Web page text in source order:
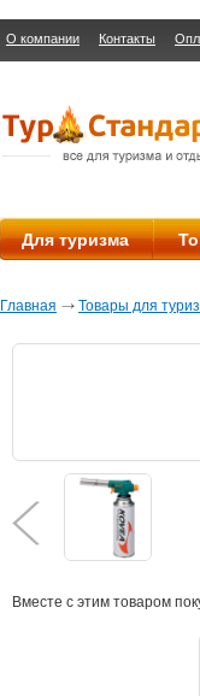
О компании Контакты
Для туризма
Главная Товары для
Вместе с этим товаром